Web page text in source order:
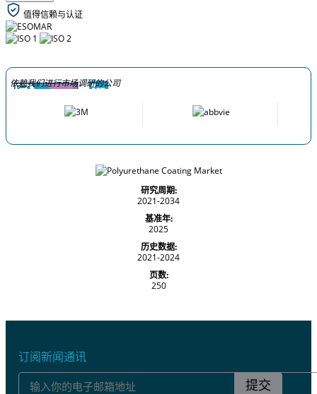
值得信赖与认证
依赖我们进行市场调研的公司
研究周期:
2021-2034
基准年:
2025
历史数据:
2021-2024
页数:
250
订阅新闻通讯
提交